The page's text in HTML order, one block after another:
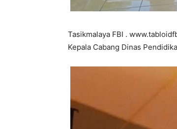
Tasikmalaya FBI .
Kepala Cabang Dinas